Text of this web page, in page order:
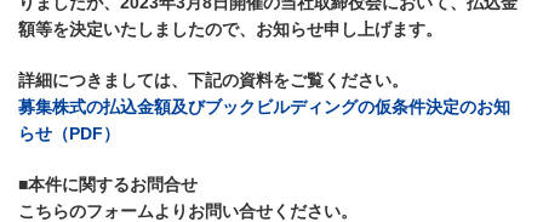
額等を決定いたしましたので、お知らせ申し上げます。
詳細につきましては、下記の資料をご覧ください。
募集株式の払込金額及びブックビルディングの仮条件決定のお知
らせ（PDF）
■本件に関するお問合せ
こちらのフォームよりお問い合せください。